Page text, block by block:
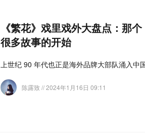
《繁花》戏里戏外大盘点：那
很多故事的开始
上世纪 90 年代也正是海外品牌大部队涌入中
陈露致// 2024年1月16日 09:11